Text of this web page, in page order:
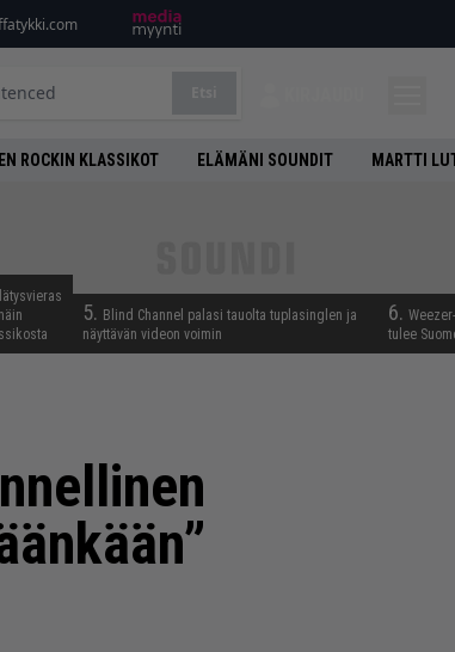
ROCKIN KLASSIKOT ELÄMÄNI SOUNDIT MARTTI
5. Blind Channel palasi tauolta tuplasinglen ja
näyttävän videon voimin
6.
tulee